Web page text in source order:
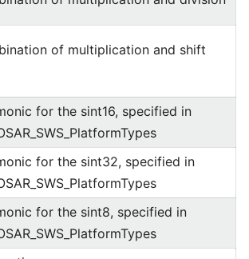
of multiplication and shift
for the sint16, specified in
for the sint32, specified in
for the sint8, specified in